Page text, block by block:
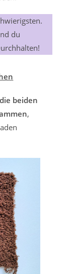
du
beiden
,